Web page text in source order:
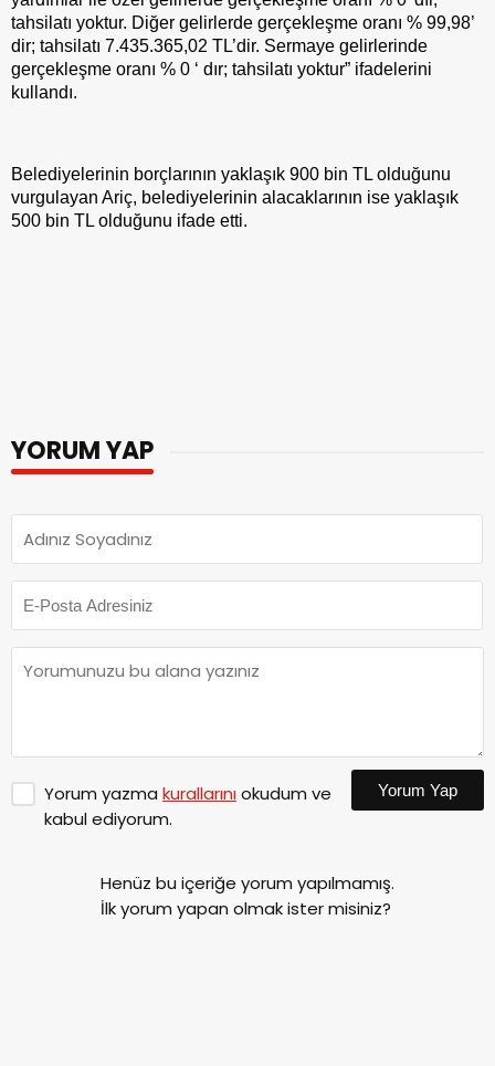
tahsilatı yoktur. Diğer gelirlerde gerçekleşme oranı % 99,98’
dir; tahsilatı 7.435.365,02 TL’dir. Sermaye gelirlerinde
gerçekleşme oranı % 0 ‘ dır; tahsilatı yoktur” ifadelerini
kullandı.
Belediyelerinin borçlarının yaklaşık 900 bin TL olduğunu
vurgulayan Ariç, belediyelerinin alacaklarının ise yaklaşık
500 bin TL olduğunu ifade etti.
YORUM YAP
Yorum yazma kurallarınıokudum ve
kabul ediyorum.
Yorum Yap
Henüz bu içeriğe yorum yapılmamış.
İlk yorum yapan olmak ister misiniz?